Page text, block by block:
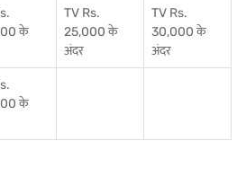
के
TV Rs.
25,000 के
अंदर
TV Rs.
30,000 के
अंदर
के